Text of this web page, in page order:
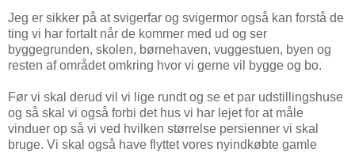
Jeg er sikker på at svigerfar og svigermor også kan forstå de
ting vi har fortalt når de kommer med ud og ser
byggegrunden, skolen, børnehaven, vuggestuen, byen og
resten af området omkring hvor vi gerne vil bygge og bo.
Før vi skal derud vil vi lige rundt og se et par udstillingshuse
og så skal vi også forbi det hus vi har lejet for at måle
vinduer op så vi ved hvilken størrelse persienner vi skal
bruge. Vi skal også have flyttet vores nyindkøbte gamle